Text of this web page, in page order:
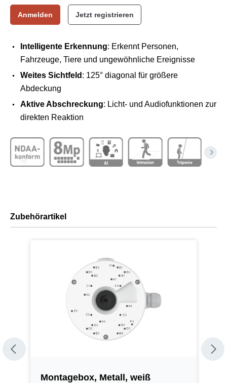
Anmelden Jetzt registrieren
Intelligente Erkennung: Erkennt Personen,
Fahrzeuge, Tiere und ungewöhnliche Ereignisse
Weites Sichtfeld : 125° diagonal für größere
Abdeckung
Aktive Abschreckung: Licht- und Audiofunktionen zur
direkten Reaktion
Zubehörartikel
Montagebox, Metall, weiß